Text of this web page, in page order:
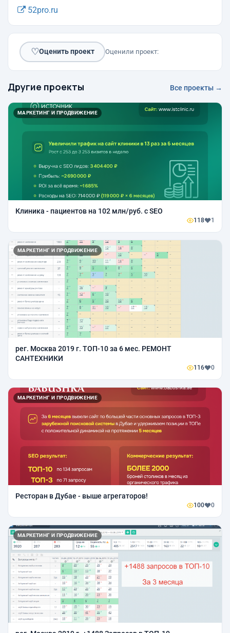
52pro.ru
♡Оценить проект Оценили проект:
Другие проекты Все проекты →
МАРКЕТИНГ И ПРОДВИЖЕНИЕ
Клиника - пациентов на 102 млн/руб. с SEO
118 1
МАРКЕТИНГ И ПРОДВИЖЕНИЕ
рег. Москва 2019 г. ТОП-10 за 6 мес. РЕМОНТ
САНТЕХНИКИ
116 0
МАРКЕТИНГ И ПРОДВИЖЕНИЕ
Ресторан в Дубае - выше агрегаторов!
100 0
МАРКЕТИНГ И ПРОДВИЖЕНИЕ